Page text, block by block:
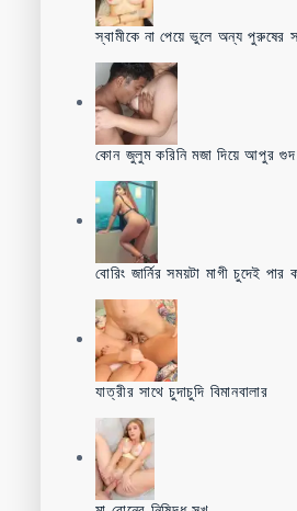
স্বামীকে না পেয়ে ভুলে অন্য পুরুষের
কোন জুলুম করিনি মজা দিয়ে আপুর গুদ
বোরিং জার্নির সময়টা মাগী চুদেই পার
যাত্রীর সাথে চুদাচুদি বিমানবালার